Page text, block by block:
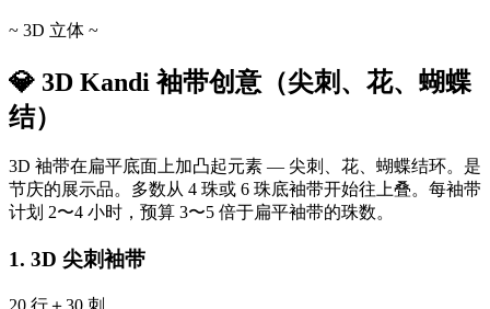
~ 3D 立体 ~
💎 3D Kandi 袖带创意（尖刺、花、蝴蝶
结）
3D 袖带在扁平底面上加凸起元素 — 尖刺、花、蝴蝶结环。是
节庆的展示品。多数从 4 珠或 6 珠底袖带开始往上叠。每袖带
计划 2〜4 小时，预算 3〜5 倍于扁平袖带的珠数。
1. 3D 尖刺袖带
20 行＋30 刺